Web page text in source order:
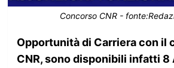
Concorso CNR -
Opportunità di Carriera con il
CNR, sono disponibili infatti 8